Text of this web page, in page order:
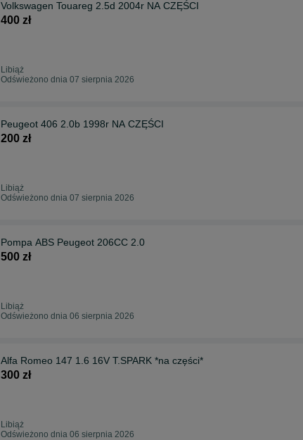
Volkswagen Touareg 2.5d 2004r NA CZĘŚCI
400 zł
Libiąż
Odświeżono dnia 07 sierpnia 2026
Peugeot 406 2.0b 1998r NA CZĘŚCI
200 zł
Libiąż
Odświeżono dnia 07 sierpnia 2026
Pompa ABS Peugeot 206CC 2.0
500 zł
Libiąż
Odświeżono dnia 06 sierpnia 2026
Alfa Romeo 147 1.6 16V T.SPARK *na części*
300 zł
Libiąż
Odświeżono dnia 06 sierpnia 2026